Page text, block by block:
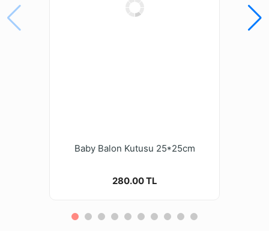
Baby Balon Kutusu 25*25cm
280.00 TL